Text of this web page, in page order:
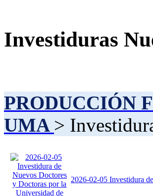
Investiduras
PRODUCCIÓN
UMA >
2026-02-05 Investidura